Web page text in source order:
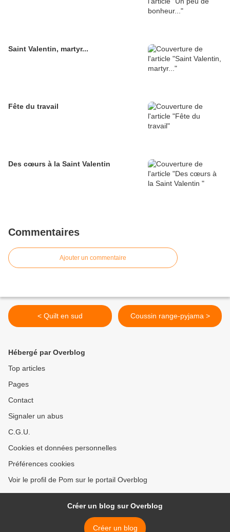
Saint Valentin, martyr...
Fête du travail
Des cœurs à la Saint Valentin
Commentaires
Ajouter un commentaire
< Quilt en sud Coussin range-pyjama >
Hébergé par Overblog
Top articles
Pages
Contact
Signaler un abus
C.G.U.
Cookies et données personnelles
Préférences cookies
Voir le profil de Pom sur le portail Overblog
Créer un blog sur Overblog
Créer un blog